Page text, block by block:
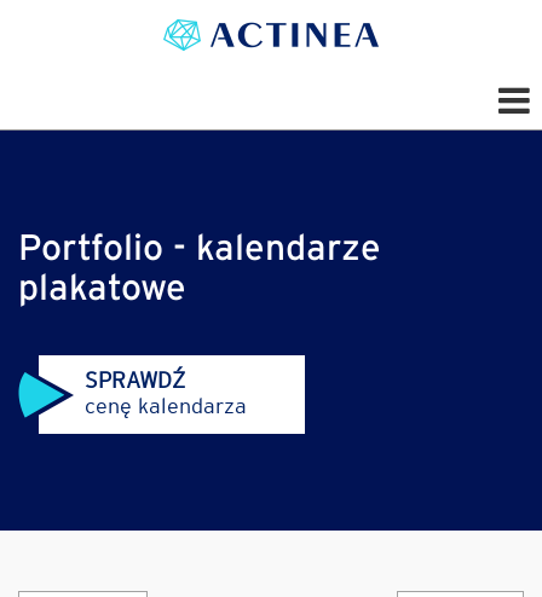
Portfolio - kalendarze
plakatowe
SPRAWDŹ
cenę kalendarza